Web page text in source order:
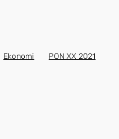
Ekonomi PON XX 2021